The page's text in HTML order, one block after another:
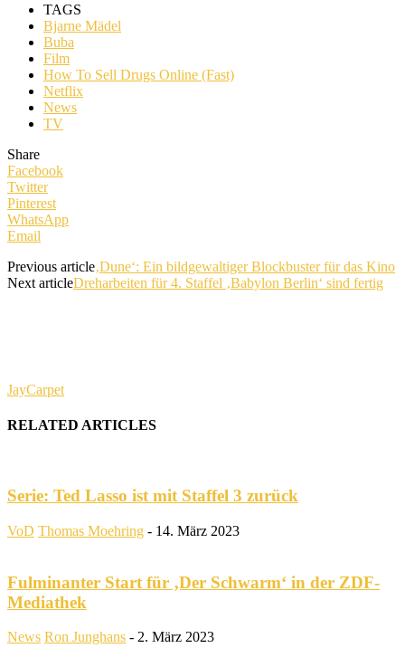
TAGS
Bjarne Mädel
Buba
Film
How To Sell Drugs Online (Fast)
Netflix
News
TV
Share
Facebook
Twitter
Pinterest
WhatsApp
Email
Previous article‚Dune‘: Ein bildgewaltiger Blockbuster für das Kino
Next articleDreharbeiten für 4. Staffel ‚Babylon Berlin‘ sind fertig
JayCarpet
RELATED ARTICLES
Serie: Ted Lasso ist mit Staffel 3 zurück
VoD Thomas Moehring - 14. März 2023
Fulminanter Start für ‚Der Schwarm‘ in der ZDF-
Mediathek
News Ron Junghans - 2. März 2023